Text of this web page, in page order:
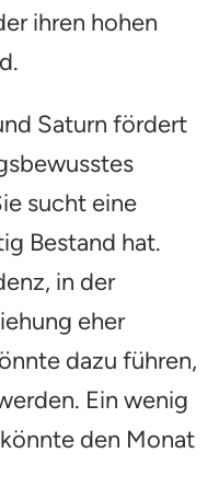
ihren hohen
Saturn fördert
sucht eine
Bestand hat.
in der
eher
dazu führen,
Ein wenig
den Monat